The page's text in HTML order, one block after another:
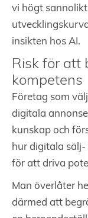
vi högt
insikten hos AI.
Risk för att
kompetens
Företag som
digitala
kunskap och
hur digitala
för att driva
Man överlåter
därmed att